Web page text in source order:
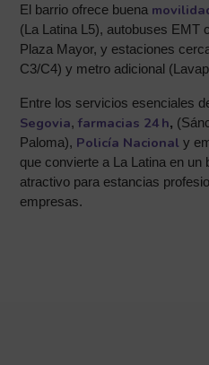
El barrio ofrece buena
(La Latina L5), autobuses EMT
Plaza Mayor, y estaciones
C3/C4) y metro adicional
Entre los servicios esenciales
Segovia, farmacias 24 h, (
Paloma), Policía Nacional y
que convierte a La Latina en
atractivo para estancias
empresas.